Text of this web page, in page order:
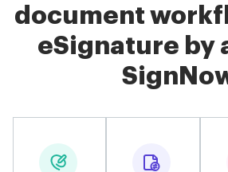
document
eSignature by